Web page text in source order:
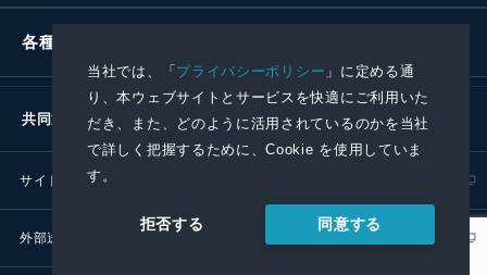
当社では、「プライバシーポリシー 」に定める通
り、本ウェブサイトとサービスを快適にご利用いた
だき、また、どのように活用されているのかを当社
で詳しく把握するために、Cookie を使用していま
す。
拒否する 同意する
各種お問い合わせ
共同通信社グループ
サイトポリシー
外部送信ポリシー プレスリリース取扱基準